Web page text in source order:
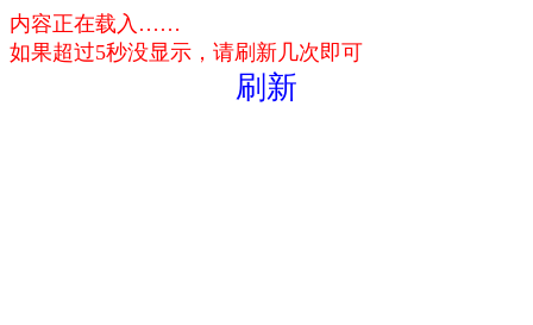
内容正在载入……
如果超过5秒没显示，请刷新几次即可
刷新